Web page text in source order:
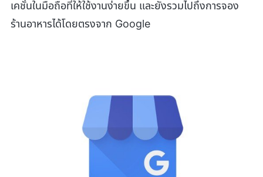
เคชั่นในมือถือที่ให้ใช้งานง่ายขึ้น และยังรวมไปถึงการจอง
ร้านอาหารได้โดยตรงจาก Google